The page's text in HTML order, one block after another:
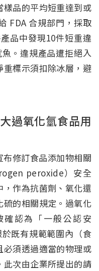
品的平均短重達到或
FDA 合規部門，採取
品中發現10件短重違
。違規產品遭拒絕入
標示須扣除冰層，避
過氧化氫食品用
修訂食品添加物相關
peroxide）安全
作為抗菌劑、氧化還
的相關規定。過氧化
確認為「一般公認安
既有規範範圍內（食
須透過適當的物理或
次由企業所提出的請